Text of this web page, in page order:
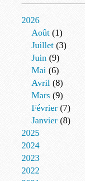
2026
Août (1)
Juillet (3)
Juin (9)
Mai (6)
Avril (8)
Mars (9)
Février (7)
Janvier (8)
2025
2024
2023
2022